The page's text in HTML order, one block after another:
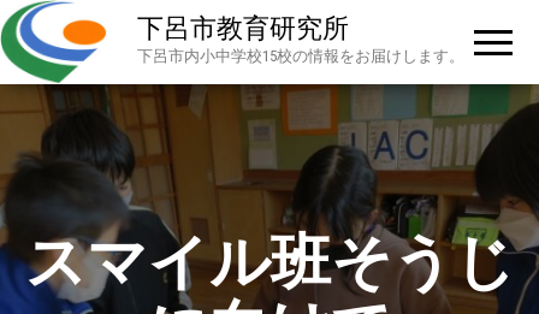
下呂市教育研究所
下呂市内小中学校15校の情報をお届けします。
スマイル班そうじ